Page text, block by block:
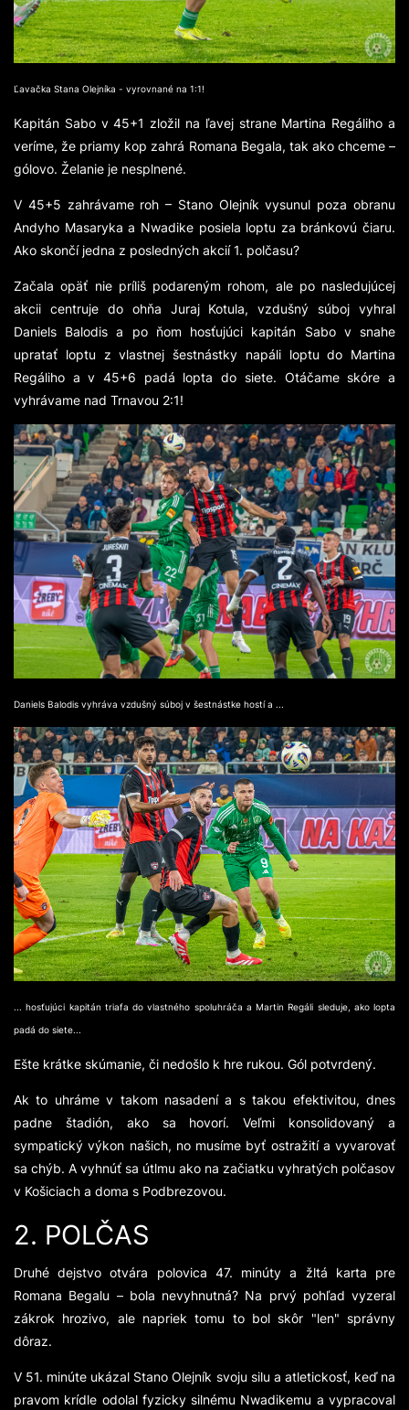
Ľavačka Stana Olejníka - vyrovnané na 1:1!
Kapitán Sabo v 45+1 zložil na ľavej strane Martina Regáliho a
veríme, že priamy kop zahrá Romana Begala, tak ako chceme –
gólovo. Želanie je nesplnené.
V 45+5 zahrávame roh – Stano Olejník vysunul poza obranu
Andyho Masaryka a Nwadike posiela loptu za bránkovú čiaru.
Ako skončí jedna z posledných akcií 1. polčasu?
Začala opäť nie príliš podareným rohom, ale po nasledujúcej
akcii centruje do ohňa Juraj Kotula, vzdušný súboj vyhral
Daniels Balodis a po ňom hosťujúci kapitán Sabo v snahe
upratať loptu z vlastnej šestnástky napáli loptu do Martina
Regáliho a v 45+6 padá lopta do siete. Otáčame skóre a
vyhrávame nad Trnavou 2:1!
Daniels Balodis vyhráva vzdušný súboj v šestnástke hostí a ...
... hosťujúci kapitán triafa do vlastného spoluhráča a Martin Regáli sleduje, ako lopta
padá do siete...
Ešte krátke skúmanie, či nedošlo k hre rukou. Gól potvrdený.
Ak to uhráme v takom nasadení a s takou efektivitou, dnes
padne štadión, ako sa hovorí. Veľmi konsolidovaný a
sympatický výkon našich, no musíme byť ostražití a vyvarovať
sa chýb. A vyhnúť sa útlmu ako na začiatku vyhratých polčasov
v Košiciach a doma s Podbrezovou.
2. POLČAS
Druhé dejstvo otvára polovica 47. minúty a žltá karta pre
Romana Begalu – bola nevyhnutná? Na prvý pohľad vyzeral
zákrok hrozivo, ale napriek tomu to bol skôr "len" správny
dôraz.
V 51. minúte ukázal Stano Olejník svoju silu a atletickosť, keď na
pravom krídle odolal fyzicky silnému Nwadikemu a vypracoval